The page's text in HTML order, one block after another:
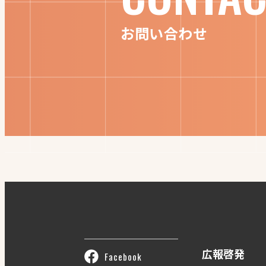
お問い合わせ
広報啓発
Facebook